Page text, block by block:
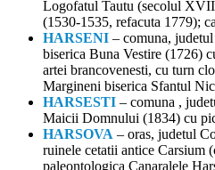
Logofatul Tautu (secolul
(1530-1535, refacuta 1779);
HARSENI – comuna,
biserica Buna Vestire (1726)
artei brancovenesti, cu turn
Margineni biserica Sfantul
HARSESTI – comuna ,
Maicii Domnului (1834) cu
HARSOVA – oras, judetul
ruinele cetatii antice Carsium
paleontologica Canaralele